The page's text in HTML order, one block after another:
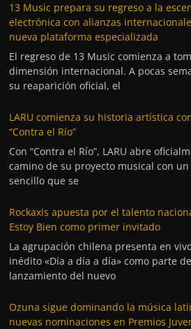
13 Music prepara su regreso a la
electrónica con alianzas
nueva plataforma especializada
El regreso de 13 Music comienza a
dimensión internacional. A pocas
su reaparición oficial, el
LARU comienza su historia artística
“Contra el Río”
Con “Contra el Río”, LARU abre
camino de su proyecto musical con
sencillo que se
Rockaxis apuesta por el talento
Estoy Bien como primer invitado
La agrupación chilena presenta en
inédito «Día a día a día» como parte
lanzamiento del nuevo
Ozuna sigue dominando la música
nuevas nominaciones en Premios